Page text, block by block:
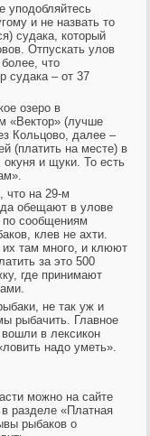
уподобляйтесь
и не назвать то
судака, который
Отпускать улов
что
судака – от 37
озеро в
«Вектор» (лучше
Кольцово, далее –
(платить на месте) в
и щуки. То есть
что на 29-м
обещают в улове
по сообщениям
клев не ахти.
их там много, и клюют
за это 500
где принимают
не так уж и
рыбачить. Главное
в лексикон
надо уметь».
можно на сайте
разделе «Платная
рыбаков о